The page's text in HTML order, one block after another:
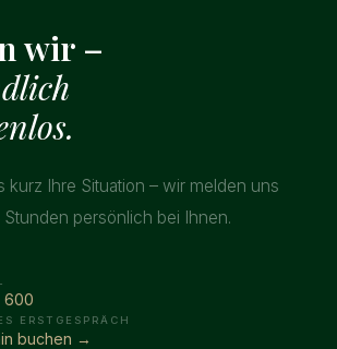
wir –
kurz Ihre Situation – wir melden uns
persönlich bei Ihnen.
600
ERSTGESPRÄCH
buchen →